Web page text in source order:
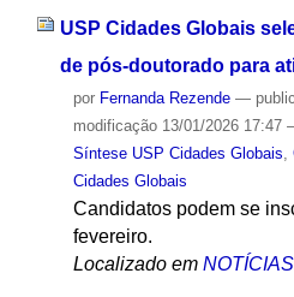
USP Cidades Globais
de pós-doutorado para
por Fernanda Rezende —
modificação13/01/2026 17:47
Síntese USP Cidades Globais
Cidades Globais
Candidatos podem se
fevereiro.
Localizado em NOTÍCIAS